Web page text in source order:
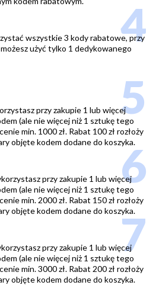
wszystkie 3 kody rabatowe, przy
użyć tylko 1 dedykowanego4
przy zakupie 1 lub więcej
(ale nie więcej niż 1 sztukę tego
min. 1000 zł. Rabat 100 zł rozłoży
objęte kodem dodane do koszyka.
5
przy zakupie 1 lub więcej
(ale nie więcej niż 1 sztukę tego
min. 2000 zł. Rabat 150 zł rozłoży
objęte kodem dodane do koszyka.
6
przy zakupie 1 lub więcej
(ale nie więcej niż 1 sztukę tego
min. 3000 zł. Rabat 200 zł rozłoży
objęte kodem dodane do koszyka.
7